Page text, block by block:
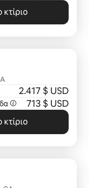
2.417 $ USD
713 $ USD